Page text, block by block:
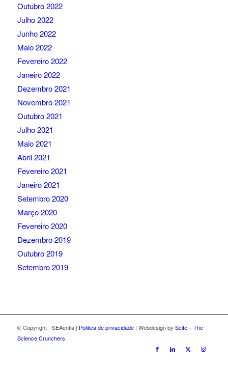
Outubro 2022
Julho 2022
Junho 2022
Maio 2022
Fevereiro 2022
Janeiro 2022
Dezembro 2021
Novembro 2021
Outubro 2021
Julho 2021
Maio 2021
Abril 2021
Fevereiro 2021
Janeiro 2021
Setembro 2020
Março 2020
Fevereiro 2020
Dezembro 2019
Outubro 2019
Setembro 2019
© Copyright - SEAentia | Politica de privacidade| Webdesign by Scite – The
Science Crunchers